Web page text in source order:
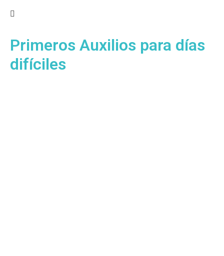
Primeros Auxilios para días
difíciles